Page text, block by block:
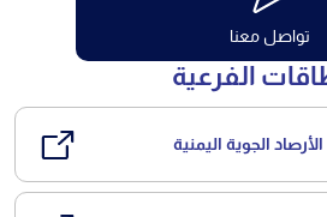
تواصل معنا
الفرعية
الأرصاد الجوية اليمنية